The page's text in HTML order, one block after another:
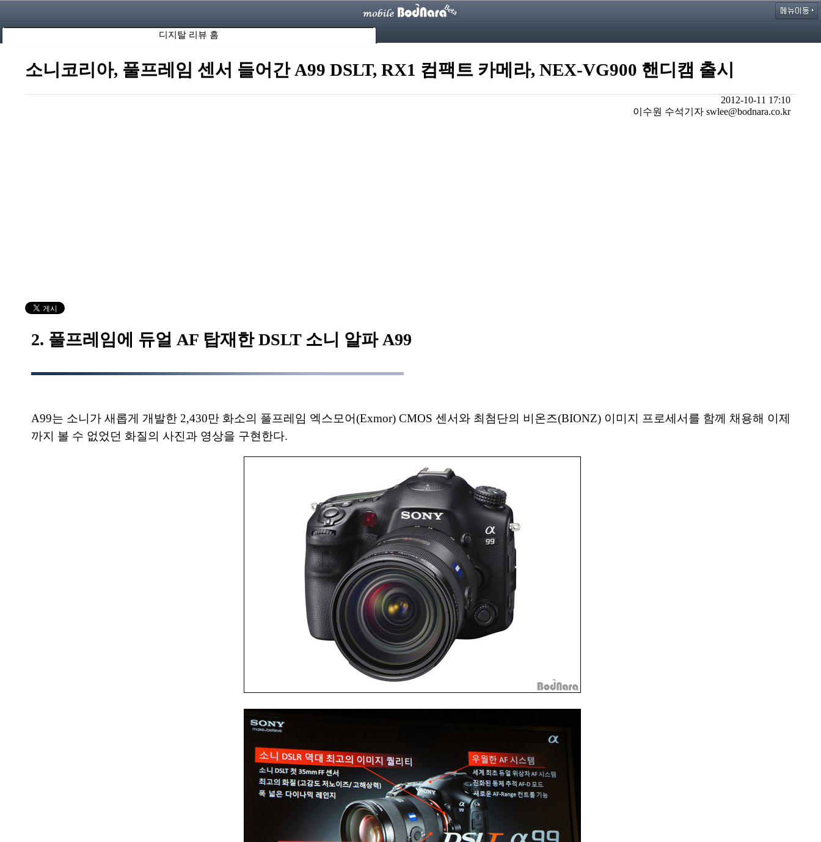
디지탈 리뷰 홈
소니코리아, 풀프레임 센서 들어간 A99 DSLT, RX1 컴팩트 카메라, NEX-VG900 핸디캠 출시
2012-10-11 17:10
이수원 수석기자 swlee@bodnara.co.kr
2. 풀프레임에 듀얼 AF 탑재한 DSLT 소니 알파 A99
A99는 소니가 새롭게 개발한 2,430만 화소의 풀프레임 엑스모어(Exmor) CMOS 센서와 최첨단의 비온즈(BIONZ) 이미지 프로세서를 함께 채용해 이제
까지 볼 수 없었던 화질의 사진과 영상을 구현한다.